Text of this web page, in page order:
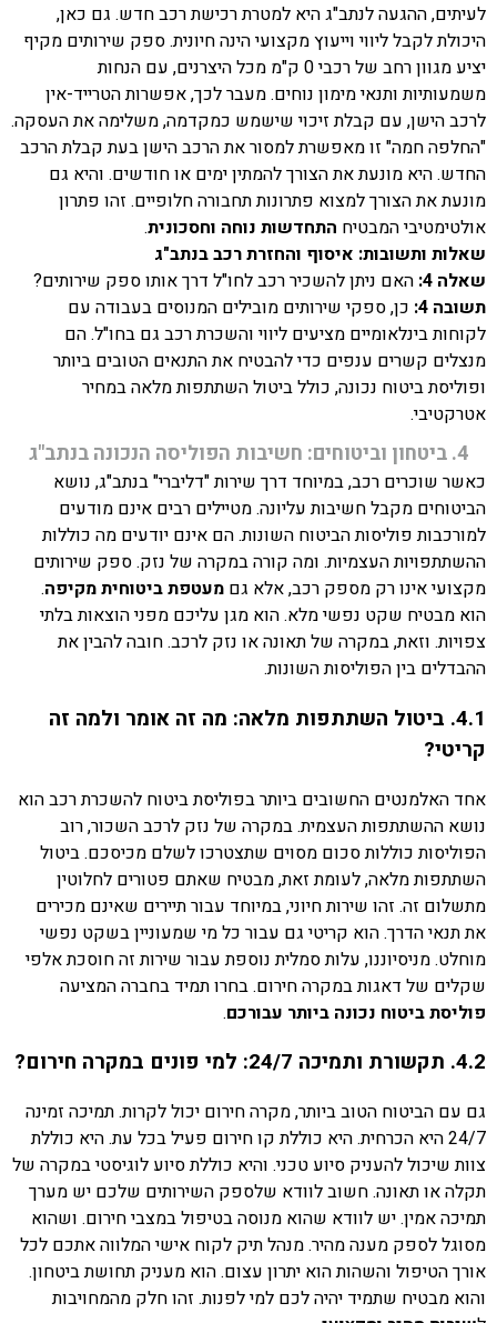
לעיתים, ההגעה לנתב"ג היא למטרת רכישת רכב חדש. גם כאן,
היכולת לקבל ליווי וייעוץ מקצועי הינה חיונית. ספק שירותים מקיף
יציע מגוון רחב של רכבי 0 ק"מ מכל היצרנים, עם הנחות
משמעותיות ותנאי מימון נוחים. מעבר לכך, אפשרות הטרייד-אין
לרכב הישן, עם קבלת זיכוי שישמש כמקדמה, משלימה את העסקה.
"החלפה חמה" זו מאפשרת למסור את הרכב הישן בעת קבלת הרכב
החדש. היא מונעת את הצורך להמתין ימים או חודשים. והיא גם
מונעת את הצורך למצוא פתרונות תחבורה חלופיים. זהו פתרון
אולטימטיבי המבטיח התחדשות נוחה וחסכונית.
שאלות ותשובות: איסוף והחזרת רכב בנתב"ג
שאלה 4:
האם ניתן להשכיר רכב לחו"ל דרך אותו ספק שירותים?
תשובה 4:
כן, ספקי שירותים מובילים המנוסים בעבודה עם
לקוחות בינלאומיים מציעים ליווי והשכרת רכב גם בחו"ל. הם
מנצלים קשרים ענפים כדי להבטיח את התנאים הטובים ביותר
ופוליסת ביטוח נכונה, כולל ביטול השתתפות מלאה במחיר
אטרקטיבי.
4. ביטחון וביטוחים: חשיבות הפוליסה הנכונה בנתב"ג
כאשר שוכרים רכב, במיוחד דרך שירות "דליברי" בנתב"ג, נושא
הביטוחים מקבל חשיבות עליונה. מטיילים רבים אינם מודעים
למורכבות פוליסות הביטוח השונות. הם אינם יודעים מה כוללות
ההשתתפויות העצמיות. ומה קורה במקרה של נזק. ספק שירותים
מקצועי אינו רק מספק רכב, אלא גם מעטפת ביטוחית מקיפה.
הוא מבטיח שקט נפשי מלא. הוא מגן עליכם מפני הוצאות בלתי
צפויות. וזאת, במקרה של תאונה או נזק לרכב. חובה להבין את
ההבדלים בין הפוליסות השונות.
4.1. ביטול השתתפות מלאה: מה זה אומר ולמה זה
קריטי?
אחד האלמנטים החשובים ביותר בפוליסת ביטוח להשכרת רכב הוא
נושא ההשתתפות העצמית. במקרה של נזק לרכב השכור, רוב
הפוליסות כוללות סכום מסוים שתצטרכו לשלם מכיסכם. ביטול
השתתפות מלאה, לעומת זאת, מבטיח שאתם פטורים לחלוטין
מתשלום זה. זהו שירות חיוני, במיוחד עבור תיירים שאינם מכירים
את תנאי הדרך. הוא קריטי גם עבור כל מי שמעוניין בשקט נפשי
מוחלט. מניסיוננו, עלות סמלית נוספת עבור שירות זה חוסכת אלפי
שקלים של דאגות במקרה חירום. בחרו תמיד בחברה המציעה
פוליסת ביטוח נכונה ביותר עבורכם.
4.2. תקשורת ותמיכה 24/7: למי פונים במקרה חירום?
גם עם הביטוח הטוב ביותר, מקרה חירום יכול לקרות. תמיכה זמינה
24/7 היא הכרחית. היא כוללת קו חירום פעיל בכל עת. היא כוללת
צוות שיכול להעניק סיוע טכני. והיא כוללת סיוע לוגיסטי במקרה של
תקלה או תאונה. חשוב לוודא שלספק השירותים שלכם יש מערך
תמיכה אמין. יש לוודא שהוא מנוסה בטיפול במצבי חירום. ושהוא
מסוגל לספק מענה מהיר. מנהל תיק לקוח אישי המלווה אתכם לכל
אורך הטיפול והשהות הוא יתרון עצום. הוא מעניק תחושת ביטחון.
והוא מבטיח שתמיד יהיה לכם למי לפנות. זהו חלק מהמחויבות